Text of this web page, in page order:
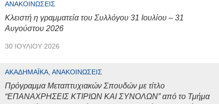
ΑΝΑΚΟΙΝΏΣΕΙΣ
Κλειστή η γραμματεία του Συλλόγου 31 Ιουλίου – 31
Αυγούστου 2026
30 ΙΟΥΛΊΟΥ 2026
ΑΚΑΔΗΜΑΪΚΆ, ΑΝΑΚΟΙΝΏΣΕΙΣ
Πρόγραμμα Μεταπτυχιακών Σπουδών με τίτλο
“ΕΠΑΝΑΧΡΗΣΕΙΣ ΚΤΙΡΙΩΝ ΚΑΙ ΣΥΝΟΛΩΝ” από το Τμήμα